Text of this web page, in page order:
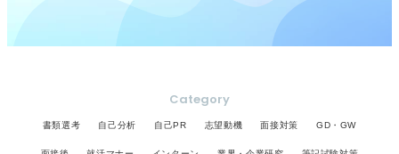
Category
書類選考 自己分析 自己PR 志望動機 面接対策 GD・GW